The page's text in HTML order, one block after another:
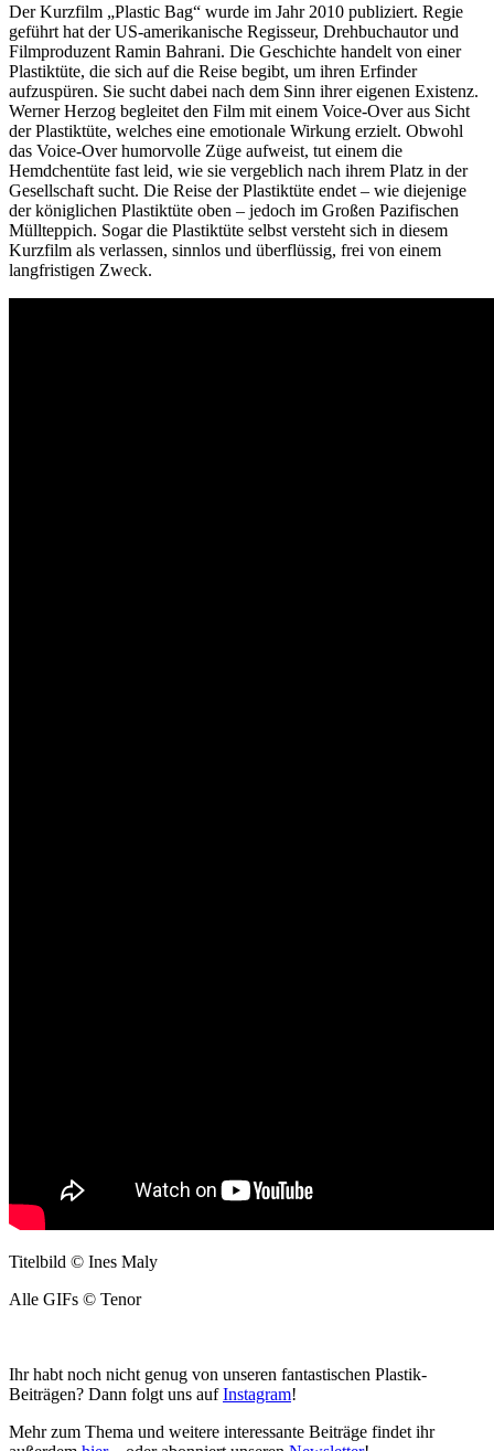
Der Kurzfilm „Plastic Bag“ wurde im Jahr 2010 publiziert. Regie
geführt hat der US-amerikanische Regisseur, Drehbuchautor und
Filmproduzent Ramin Bahrani. Die Geschichte handelt von einer
Plastiktüte, die sich auf die Reise begibt, um ihren Erfinder
aufzuspüren. Sie sucht dabei nach dem Sinn ihrer eigenen Existenz.
Werner Herzog begleitet den Film mit einem Voice-Over aus Sicht
der Plastiktüte, welches eine emotionale Wirkung erzielt. Obwohl
das Voice-Over humorvolle Züge aufweist, tut einem die
Hemdchentüte fast leid, wie sie vergeblich nach ihrem Platz in der
Gesellschaft sucht. Die Reise der Plastiktüte endet – wie diejenige
der königlichen Plastiktüte oben – jedoch im Großen Pazifischen
Müllteppich. Sogar die Plastiktüte selbst versteht sich in diesem
Kurzfilm als verlassen, sinnlos und überflüssig, frei von einem
langfristigen Zweck.
Titelbild © Ines Maly
Alle GIFs © Tenor
Ihr habt noch nicht genug von unseren fantastischen Plastik-
Beiträgen? Dann folgt uns aufInstagram!
Mehr zum Thema und weitere interessante Beiträge findet ihr